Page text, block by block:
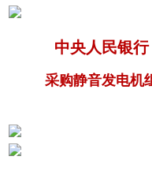
中央人民银行
采购静音发电机